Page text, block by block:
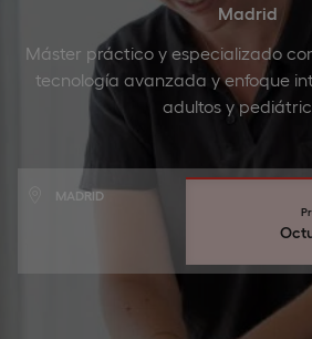
Madrid
Máster práctico y especializado
tecnología avanzada y enfoque
adultos y
MADRID